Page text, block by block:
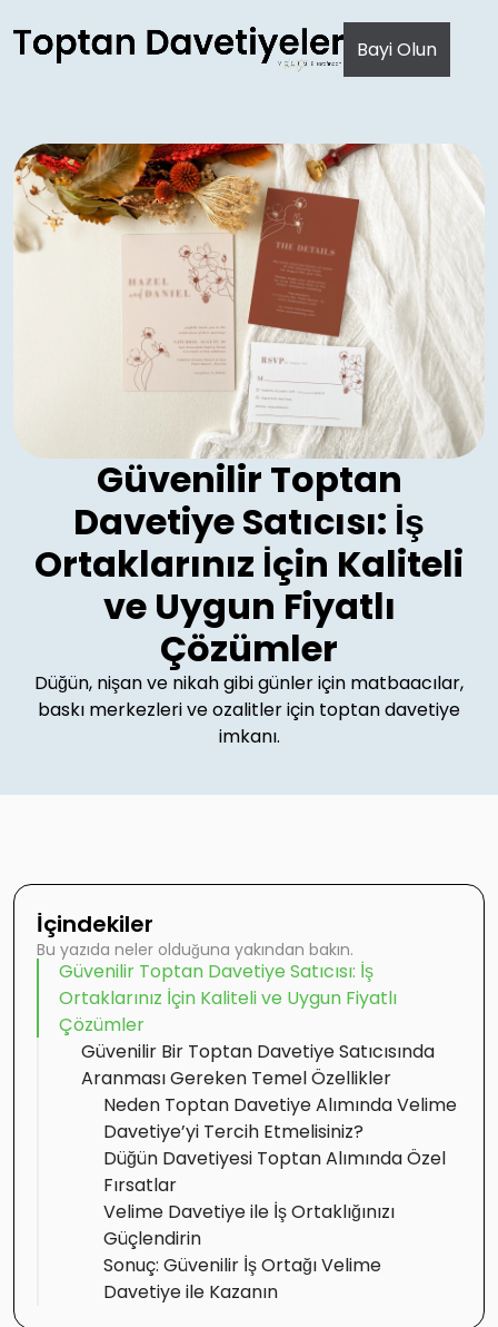
Bayi Olun
Güvenilir Toptan
Davetiye Satıcısı: İş
Ortaklarınız İçin Kaliteli
ve Uygun Fiyatlı
Çözümler
Düğün, nişan ve nikah gibi günler için matbaacılar,
baskı merkezleri ve ozalitler için toptan davetiye
imkanı.
İçindekiler
Bu yazıda neler olduğuna yakından bakın.
Güvenilir Toptan Davetiye Satıcısı: İş
Ortaklarınız İçin Kaliteli ve Uygun Fiyatlı
Çözümler
Güvenilir Bir Toptan Davetiye Satıcısında
Aranması Gereken Temel Özellikler
Neden Toptan Davetiye Alımında Velime
Davetiye’yi Tercih Etmelisiniz?
Düğün Davetiyesi Toptan Alımında Özel
Fırsatlar
Velime Davetiye ile İş Ortaklığınızı
Güçlendirin
Sonuç: Güvenilir İş Ortağı Velime
Davetiye ile Kazanın